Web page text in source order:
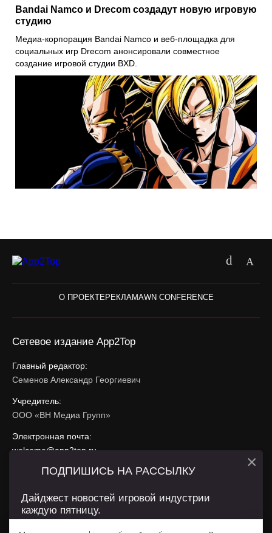
Bandai Namco и Drecom создадут новую игровую
студию
Медиа-корпорация Bandai Namco и веб-площадка для
социальных игр Drecom анонсировали совместное
создание игровой студии BXD.
О ПРОЕКТЕ РЕКЛАМАWN CONFERENCE
Сетевое издание App2Top
Главный редактор:
Семенов Александр Георгиевич
Учредитель:
ООО «ВН Медиа Групп»
Электронная почта:
welcome@app2top.ru
При использовании материалов активная ссылка на
Сайт использует IP адреса, cookie, данные геолокации
ПОДПИШИСЬ НА РАССЫЛКУ
Дайджест новостей игровой индустрии
каждую пятницу.
×